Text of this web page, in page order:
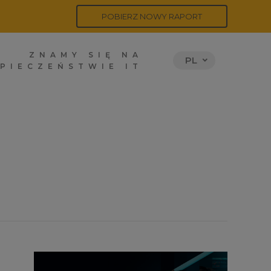
ZNAMY SIĘ NA
IT
PL
POBIERZ NOWY RAPORT